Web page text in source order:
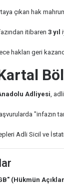
çıkan hak
itibaren 3 yıl
hakları geri
Adliyesi,
"infazın
Adli Sicil ve
(Hükmün